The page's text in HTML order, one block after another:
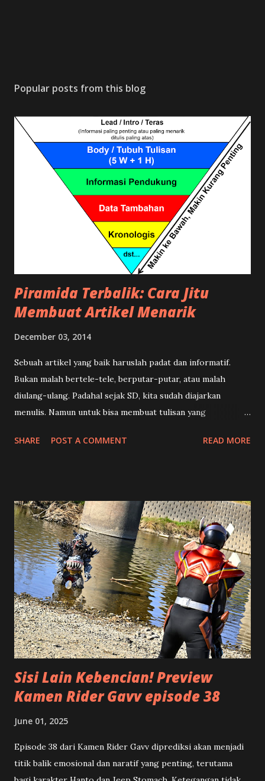
Popular posts from this blog
Piramida Terbalik: Cara Jitu
Membuat Artikel Menarik
December 03, 2014
Sebuah artikel yang baik haruslah padat dan informatif.
Bukan malah bertele-tele, berputar-putar, atau malah
diulang-ulang. Padahal sejak SD, kita sudah diajarkan
menulis. Namun untuk bisa membuat tulisan yang
teknik khusus. Dalam dunia kewartaan teknik tersebut
bangunan antik dari negeri Mesir, tetapi istilah ini untuk
menggambarkan bagaimana cara kita menulis. Kalau Anda
melihat piramida, bentuknya mirip dengan segitiga. Bagian
atasnya adalah puncak, makin ke bawah makin lebar. Namun
kalau piramida atau segitiga ini posisinya kita balik, terlihat
bahwa bagian paling atas yang lebar atau luas, terus
mengecil ke bawah menjadi titik runcing. Serupa dengan
bentuk segitiga terbalik tersebut, suatu artikel akan lebih
terstruktur apabila di bagian awal atau ...
SHARE POST A COMMENT READ MORE
Sisi Lain Kebencian! Preview
Kamen Rider Gavv episode 38
June 01, 2025
Episode 38 dari Kamen Rider Gavv diprediksi akan menjadi
titik balik emosional dan naratif yang penting, terutama